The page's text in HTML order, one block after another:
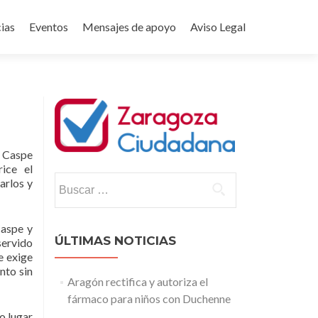
Eventos Mensajes de apoyo Aviso Legal
el
y
y
exige
sin
ÚLTIMAS NOTICIAS
Aragón rectifica y autoriza el
fármaco para niños con Duchenne